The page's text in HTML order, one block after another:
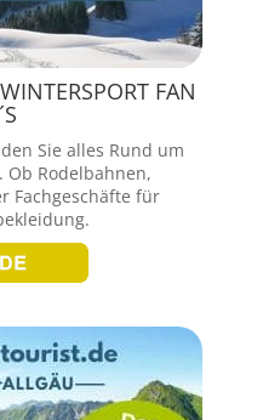
FAN
´S
Sie alles Rund um
Rodelbahnen,
Fachgeschäfte für